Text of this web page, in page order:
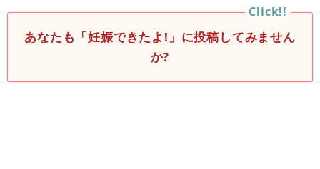
あなたも「妊娠できたよ!」に投稿してみません
か?